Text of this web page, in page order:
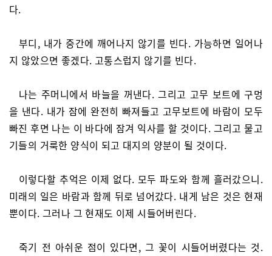
다.
부디, 내가 중간에 깨어나지 않기를 빈다. 가능하면 일어나
지 않았으면 좋겠다. 고통스럽지 않기를 빈다.
나는 주머니에서 바늘을 꺼낸다. 그리고 고무 보트에 구멍
을 낸다. 내가 잠에 완전히 빠져들고 고무보트에 바람이 모두
빠진 후면 나는 이 바다에 잠겨 익사를 할 것이다. 그리고 물고
기들의 거룩한 양식이 되고 대지의 양분이 될 것이다.
이렇다할 추억은 이제 없다. 모두 파도와 함께 흘러갔으니.
미래의 일은 바람과 함께 뒤로 넘어갔다. 내게 남은 것은 현재
뿐이다. 그러나 그 현재도 이제 시들어버린다.
죽기 전 아쉬운 점이 있다면, 그 꽃이 시들어버렸다는 것.